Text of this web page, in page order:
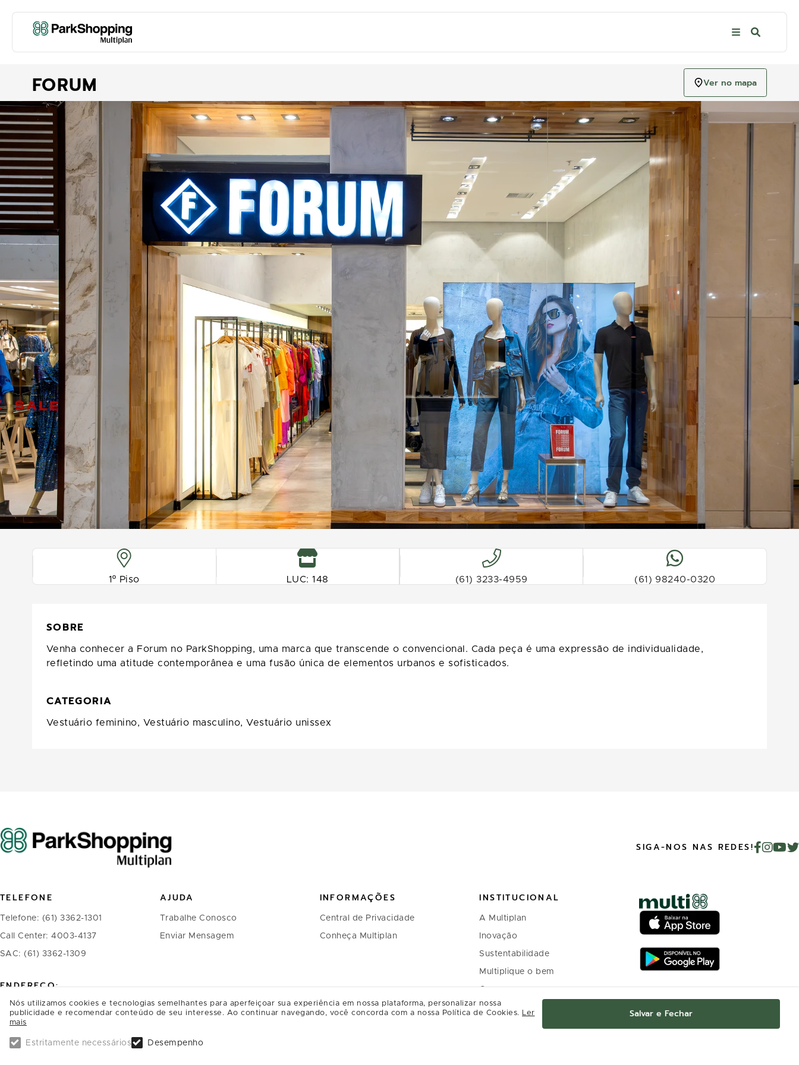
FORUM Ver no mapa
1º Piso LUC: 148 (61) 3233-4959 (61) 98240-0320
SOBRE
Venha conhecer a Forum no ParkShopping, uma marca que transcende o convencional. Cada peça é uma expressão de individualidade,
refletindo uma atitude contemporânea e uma fusão única de elementos urbanos e sofisticados.
CATEGORIA
Vestuário feminino, Vestuário masculino,Vestuário unissex
SIGA-NOS NAS REDES!
TELEFONE
Telefone: (61) 3362-1301
Call Center: 4003-4137
SAC: (61) 3362-1309
ENDEREÇO:
ParkShopping, SAI/SO Área 6580
Brasília - DF
CEP: 71219-900
AJUDA
Trabalhe Conosco
Enviar Mensagem
INFORMAÇÕES
Central de Privacidade
Conheça Multiplan
INSTITUCIONAL
A Multiplan
Inovação
Sustentabilidade
Multiplique o bem
Governança
Relação com investidores
Regulamento Programa de
Nós utilizamos cookies e tecnologias semelhantes para aperfeiçoar sua experiência em nossa plataforma, personalizar nossa
publicidade e recomendar conteúdo de seu interesse. Ao continuar navegando, você concorda com a nossa Política de Cookies. Ler
mais
Estritamente necessários Desempenho
Salvar e Fechar